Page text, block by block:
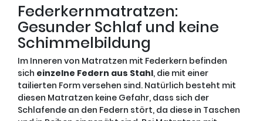
Federkernmatratzen:
Gesunder Schlaf und keine
Schimmelbildung
Im Inneren von Matratzen mit Federkern befinden
sich einzelne Federn aus Stahl, die mit einer
tailierten Form versehen sind. Natürlich besteht mit
diesen Matratzen keine Gefahr, dass sich der
Schlafende an den Federn stört, da diese in Taschen